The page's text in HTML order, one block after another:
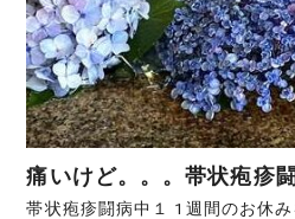
痛いけど。。。帯状疱疹
帯状疱疹闘病中１ 1週間のお休